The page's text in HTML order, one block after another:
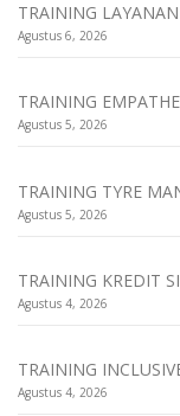
TRAINING
Agustus 6, 2026
TRAINING
Agustus 5, 2026
TRAINING TYRE
Agustus 5, 2026
TRAINING KREDIT
Agustus 4, 2026
TRAINING
Agustus 4, 2026